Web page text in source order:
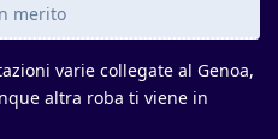
merito
varie collegate al Genoa,
altra roba ti viene in